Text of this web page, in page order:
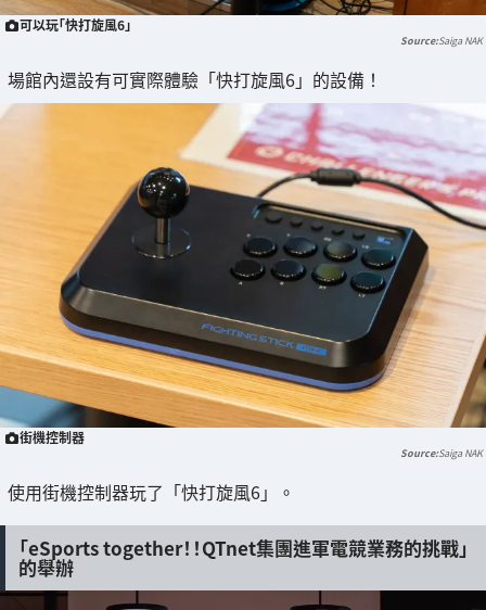
可以玩「快打旋風6」
Saiga NAK
場館內還設有可實際體驗「快打旋風6」的設備！
街機控制器
Saiga NAK
使用街機控制器玩了「快打旋風6」。
「eSports together！！QTnet集團進軍電競業務的挑戰」
的舉辦